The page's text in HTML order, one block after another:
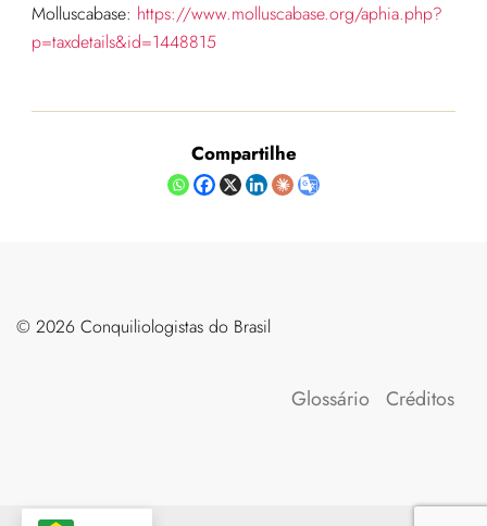
Molluscabase: https://www.molluscabase.org/aphia.php?
p=taxdetails&id=1448815
Compartilhe
©️ 2026 Conquiliologistas do Brasil
Glossário Créditos